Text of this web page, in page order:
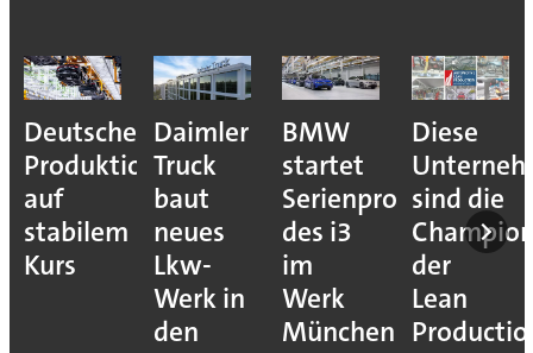
Daimler
Truck
baut
neues
Lkw-
BMW
startet
Serienproduktion
des i3
im
Werk
München
Diese
Unternehmen
sind die
Champions
der
Lean
Production
Puebla
macht
sich
bereit
für den
VW
Golf